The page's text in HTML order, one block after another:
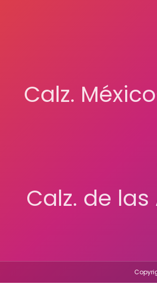
Calz.
Calz. de las